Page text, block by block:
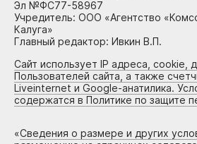
Эл №ФС77-58967
Учредитель: ООО «Агентство
Калуга»
Главный редактор: Ивкин В.П.
Сайт использует IP адреса, cookie,
Пользователей сайта, а также
Liveinternet и Google-анатилика.
содержатся в Политике по защите
«Сведения о размере и других